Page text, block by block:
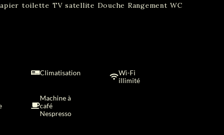
toilette TV satellite Douche Rangement WC
Climatisation
Wi-Fi
illimité
Machine à
café
Nespresso